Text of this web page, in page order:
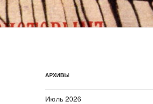
АРХИВЫ
Июль 2026